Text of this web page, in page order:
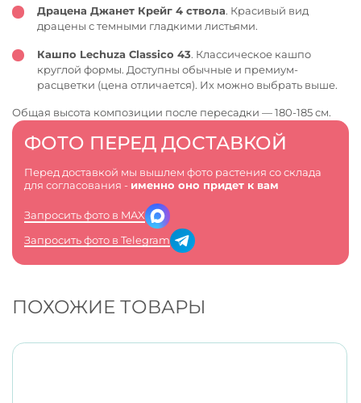
ФОТО ПЕРЕД ДОСТАВКОЙ
Перед доставкой мы вышлем фото растения со склада
для согласования - именно оно придет к вам
Запросить фото в MAX
Запросить фото в Telegram
Драцена Джанет Крейг 4 ствола. Красивый вид
драцены с темными гладкими листьями.
Кашпо Lechuza Classico 43. Классическое кашпо
круглой формы. Доступны обычные и премиум-
расцветки (цена отличается). Их можно выбрать выше.
Общая высота композиции после пересадки — 180-185 см.
ПОХОЖИЕ ТОВАРЫ